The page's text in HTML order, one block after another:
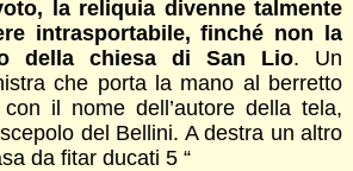
la reliquia divenne talmente
intrasportabile, finché non la
della chiesa di San Lio. Un
che porta la mano al berretto
il nome dell’autore della tela,
del Bellini. A destra un altro
da fitar ducati 5 “